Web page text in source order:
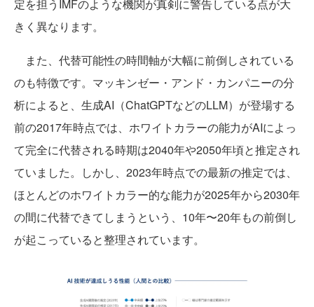
定を担うIMFのような機関が真剣に警告している点が大
きく異なります。
また、代替可能性の時間軸が大幅に前倒しされている
のも特徴です。マッキンゼー・アンド・カンパニーの分
析によると、生成AI（ChatGPTなどのLLM）が登場する
前の2017年時点では、ホワイトカラーの能力がAIによっ
て完全に代替される時期は2040年や2050年頃と推定され
ていました。しかし、2023年時点での最新の推定では、
ほとんどのホワイトカラー的な能力が2025年から2030年
の間に代替できてしまうという、10年〜20年もの前倒し
が起こっていると整理されています。